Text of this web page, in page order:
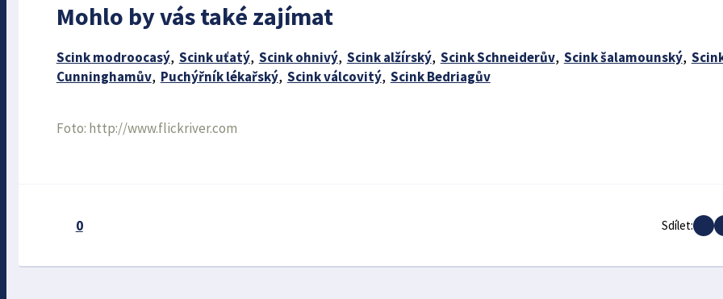
Mohlo by vás také zajímat
Scink modroocasý, Scink uťatý, Scink ohnivý, Scink alžírský, Scink Schneiderův, Scink šalamounský,
Cunninghamův, Puchýřník lékařský, Scink válcovitý, Scink Bedriagův
Foto: http://www.flickriver.com
0 Sdílet: